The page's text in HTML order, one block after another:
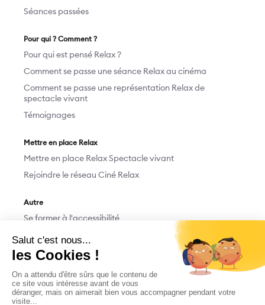
Séances passées
Pour qui ? Comment ?
Pour qui est pensé Relax ?
Comment se passe une séance Relax au cinéma
Comment se passe une représentation Relax de
spectacle vivant
Témoignages
Mettre en place Relax
Mettre en place Relax Spectacle vivant
Rejoindre le réseau Ciné Relax
Autre
Se former à l'accessibilité
Devenir bénévole
Nous contacter
M'abonner/Me désabonner
Mentions légales